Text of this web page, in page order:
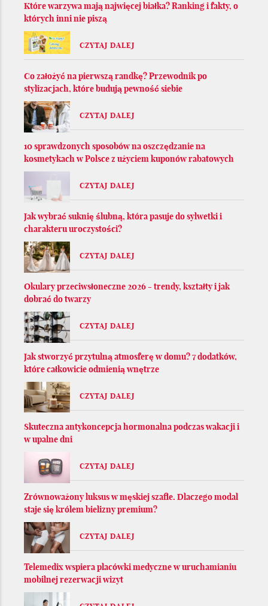
Które warzywa mają najwięcej białka? Ranking i fakty, o
których inni nie piszą
CZYTAJ DALEJ
Co założyć na pierwszą randkę? Przewodnik po
stylizacjach, które budują pewność siebie
CZYTAJ DALEJ
10 sprawdzonych sposobów na oszczędzanie na
kosmetykach w Polsce z użyciem kuponów rabatowych
CZYTAJ DALEJ
Jak wybrać suknię ślubną, która pasuje do sylwetki i
charakteru uroczystości?
CZYTAJ DALEJ
Okulary przeciwsłoneczne 2026 - trendy, kształty i jak
dobrać do twarzy
CZYTAJ DALEJ
Jak stworzyć przytulną atmosferę w domu? 7 dodatków,
które całkowicie odmienią wnętrze
CZYTAJ DALEJ
Skuteczna antykoncepcja hormonalna podczas wakacji i
w upalne dni
CZYTAJ DALEJ
Zrównoważony luksus w męskiej szafie. Dlaczego modal
staje się królem bielizny premium?
CZYTAJ DALEJ
Telemedix wspiera placówki medyczne w uruchamianiu
mobilnej rezerwacji wizyt